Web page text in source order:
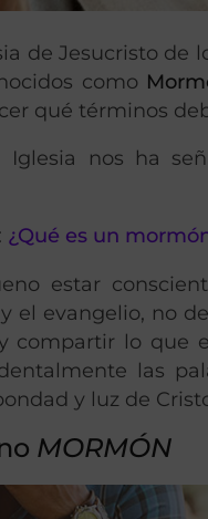
de Jesucristo de
como
qué términos
Iglesia nos ha
¿Qué es un
estar
el evangelio, no
compartir lo que
las
y luz de
MORMÓN